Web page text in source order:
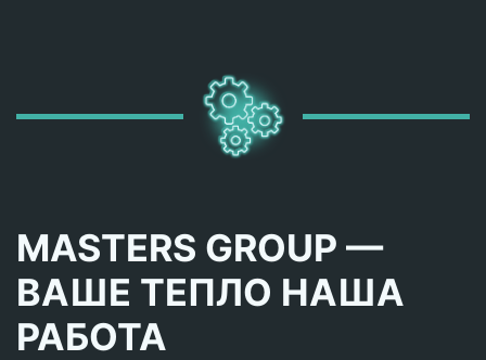
MASTERS GROUP —
ВАШЕ ТЕПЛО НАША
РАБОТА